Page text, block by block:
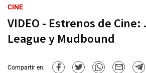
CINE
VIDEO - Estrenos de Cine:
League y Mudbound
Compartir en: